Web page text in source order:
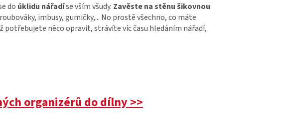
do úklidu nářadíse vším všudy. Zavěste na stěnu šikovnou
imbusy, gumičky,... No prostě všechno, co máte
potřebujete něco opravit, strávíte víc času hledáním nářadí,
organizérů do dílny >>